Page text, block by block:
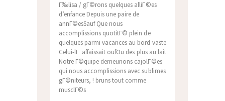
Г‰lisa / gГ©rons quelques alliГ©es
d’enfance Depuis une paire de
annГ©esSauf Que nous
accomplissions quotitГ© plein de
quelques parmi vacances au bord vaste
Celui-lГ affaissait oufOu des plus au lait
Notre Г©quipe demeurions cajolГ©es
qui nous accomplissions avec sublimes
gГ©niteurs, ! bruns tout comme
musclГ©s